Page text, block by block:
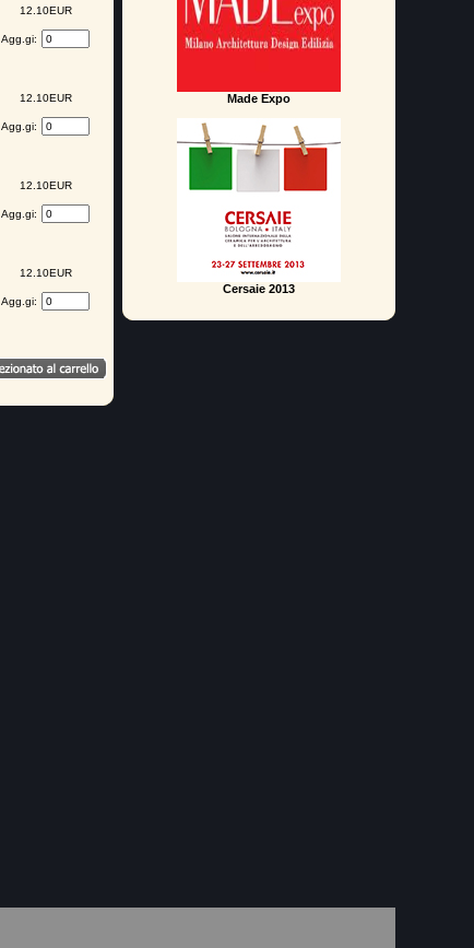
12.10EUR
Agg.gi:
12.10EUR
Agg.gi:
12.10EUR
Agg.gi:
12.10EUR
Agg.gi:
Made Expo
Cersaie 2013